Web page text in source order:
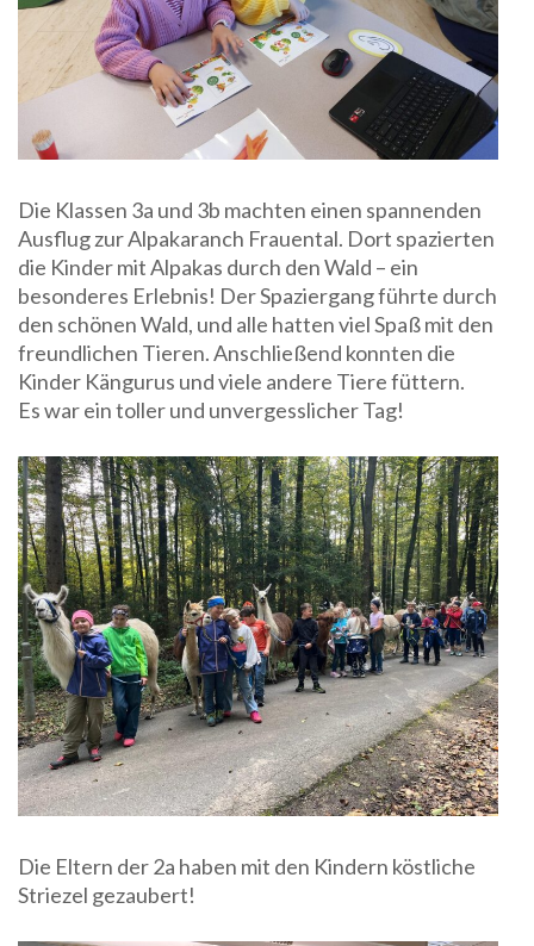
Die Klassen 3a und 3b machten einen spannenden
Ausflug zur Alpakaranch Frauental. Dort spazierten
die Kinder mit Alpakas durch den Wald – ein
besonderes Erlebnis! Der Spaziergang führte durch
den schönen Wald, und alle hatten viel Spaß mit den
freundlichen Tieren. Anschließend konnten die
Kinder Kängurus und viele andere Tiere füttern.
Es war ein toller und unvergesslicher Tag!
Die Eltern der 2a haben mit den Kindern köstliche
Striezel gezaubert!